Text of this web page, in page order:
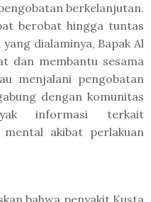
berkelanjutan.
berobat hingga tuntas
dialaminya, Bapak Al
dan membantu sesama
menjalani pengobatan
dengan komunitas
informasi terkait
akibat perlakuan
bahwa penyakit Kusta